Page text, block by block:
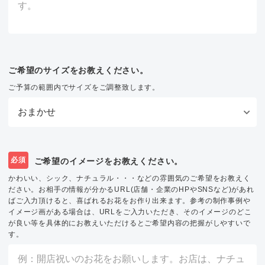
ご希望のサイズをお教えください。
ご予算の範囲内でサイズをご調整致します。
必須 ご希望のイメージをお教えください。
かわいい、シック、ナチュラル・・・などの雰囲気のご希望をお教えく
ださい。お相手の情報が分かるURL(店舗・企業のHPやSNSなど)があれ
ばご入力頂けると、喜ばれるお花をお作り出来ます。参考の制作事例や
イメージ画がある場合は、URLをご入力いただき、そのイメージのどこ
が良い等を具体的にお教えいただけるとご希望内容の把握がしやすいで
す。